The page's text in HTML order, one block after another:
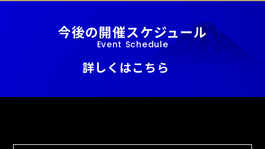
今後の開催スケジュール
Event Schedule
詳しくはこちら